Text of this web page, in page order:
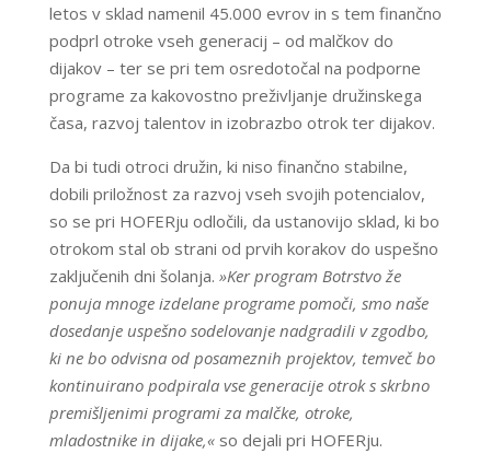
letos v sklad namenil 45.000 evrov in s tem finančno
podprl otroke vseh generacij – od malčkov do
dijakov – ter se pri tem osredotočal na podporne
programe za kakovostno preživljanje družinskega
časa, razvoj talentov in izobrazbo otrok ter dijakov.
Da bi tudi otroci družin, ki niso finančno stabilne,
dobili priložnost za razvoj vseh svojih potencialov,
so se pri HOFERju odločili, da ustanovijo sklad, ki bo
otrokom stal ob strani od prvih korakov do uspešno
zaključenih dni šolanja. »Ker program Botrstvo že
ponuja mnoge izdelane programe pomoči, smo naše
dosedanje uspešno sodelovanje nadgradili v zgodbo,
ki ne bo odvisna od posameznih projektov, temveč bo
kontinuirano podpirala vse generacije otrok s skrbno
premišljenimi programi za malčke, otroke,
mladostnike in dijake,«so dejali pri HOFERju.